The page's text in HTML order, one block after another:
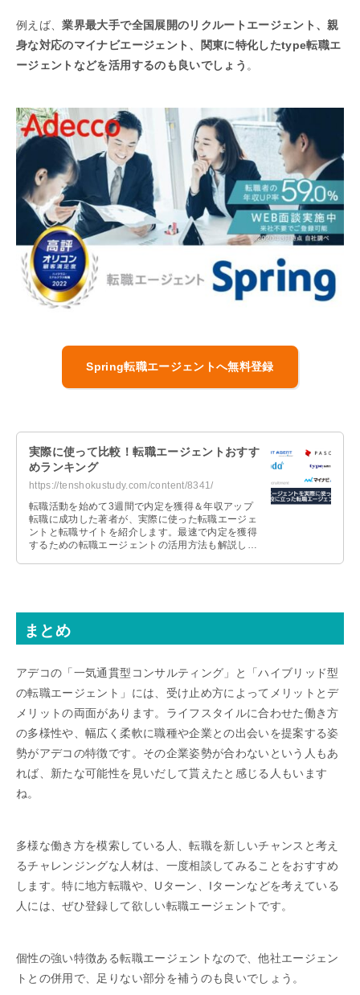
例えば、業界最大手で全国展開のリクルートエージェント、親
身な対応のマイナビエージェント、関東に特化したtype転職エ
ージェントなどを活用するのも良いでしょう 。
Spring転職エージェントへ無料登録
実際に使って比較！転職エージェントおすす
めランキング
https://tenshokustudy.com/content/8341/
転職活動を始めて3週間で内定を獲得＆年収アップ
転職に成功した著者が、実際に使った転職エージェ
ントと転職サイトを紹介します。最速で内定を獲得
するための転職エージェントの活用方法も解説しま
まとめ
アデコの「一気通貫型コンサルティング」と「ハイブリッド型
の転職エージェント」には、受け止め方によってメリットとデ
メリットの両面があります。ライフスタイルに合わせた働き方
の多様性や、幅広く柔軟に職種や企業との出会いを提案する姿
勢がアデコの特徴です。その企業姿勢が合わないという人もあ
れば、新たな可能性を見いだして貰えたと感じる人もいます
ね。
多様な働き方を模索している人、転職を新しいチャンスと考え
るチャレンジングな人材は、一度相談してみることをおすすめ
します。特に地方転職や、Uターン、Iターンなどを考えている
人には、ぜひ登録して欲しい転職エージェントです。
個性の強い特徴ある転職エージェントなので、他社エージェン
トとの併用で、足りない部分を補うのも良いでしょう。